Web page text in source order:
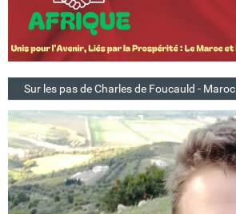
Sur les pas de Charles de Foucauld - Maroc